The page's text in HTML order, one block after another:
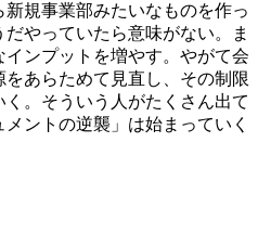
規事業部みたいなものを作っ
やっていたら意味がない。ま
ンプットを増やす。やがて会
あらためて見直し、その制限
。そういう人がたくさん出て
ントの逆襲」は始まっていく